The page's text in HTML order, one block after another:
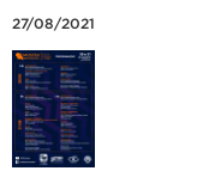
27/08/2021